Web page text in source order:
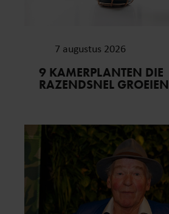
7 augustus 2026
9 KAMERPLANTEN DIE
RAZENDSNEL GROEIEN